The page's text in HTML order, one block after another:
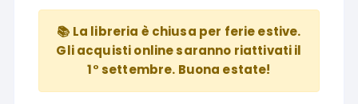
📚 La libreria è chiusa per ferie estive.
Gli acquisti online saranno riattivati il
1° settembre. Buona estate!